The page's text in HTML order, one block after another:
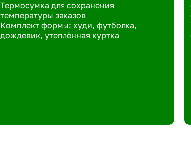
Термосумка для сохранения
температуры заказов
Комплект формы: худи, футболка,
дождевик, утеплённая куртка